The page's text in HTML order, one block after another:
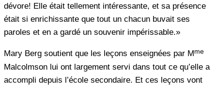
dévore! Elle était tellement intéressante, et sa présence
était si enrichissante que tout un chacun buvait ses
paroles et en a gardé un souvenir impérissable.»
Mary Berg soutient que les leçons enseignées par Mme
Malcolmson lui ont largement servi dans tout ce qu’elle a
accompli depuis l’école secondaire. Et ces leçons vont